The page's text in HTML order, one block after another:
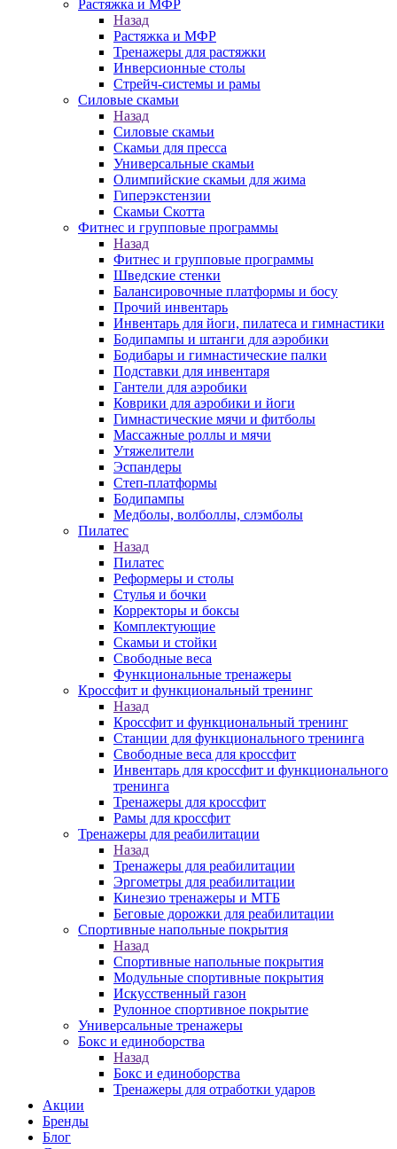
Растяжка и МФР
Назад
Растяжка и МФР
Тренажеры для растяжки
Инверсионные столы
Стрейч-системы и рамы
Силовые скамьи
Назад
Силовые скамьи
Скамьи для пресса
Универсальные скамьи
Олимпийские скамьи для жима
Гиперэкстензии
Скамьи Скотта
Фитнес и групповые программы
Назад
Фитнес и групповые программы
Шведские стенки
Балансировочные платформы и босу
Прочий инвентарь
Инвентарь для йоги, пилатеса и гимнастики
Бодипампы и штанги для аэробики
Бодибары и гимнастические палки
Подставки для инвентаря
Гантели для аэробики
Коврики для аэробики и йоги
Гимнастические мячи и фитболы
Массажные роллы и мячи
Утяжелители
Эспандеры
Степ-платформы
Бодипампы
Медболы, волболлы, слэмболы
Пилатес
Назад
Пилатес
Реформеры и столы
Стулья и бочки
Корректоры и боксы
Комплектующие
Скамьи и стойки
Свободные веса
Функциональные тренажеры
Кроссфит и функциональный тренинг
Назад
Кроссфит и функциональный тренинг
Станции для функционального тренинга
Свободные веса для кроссфит
Инвентарь для кроссфит и функционального
тренинга
Тренажеры для кроссфит
Рамы для кроссфит
Тренажеры для реабилитации
Назад
Тренажеры для реабилитации
Эргометры для реабилитации
Кинезио тренажеры и МТБ
Беговые дорожки для реабилитации
Спортивные напольные покрытия
Назад
Спортивные напольные покрытия
Модульные спортивные покрытия
Искусственный газон
Рулонное спортивное покрытие
Универсальные тренажеры
Бокс и единоборства
Назад
Бокс и единоборства
Тренажеры для отработки ударов
Акции
Бренды
Блог